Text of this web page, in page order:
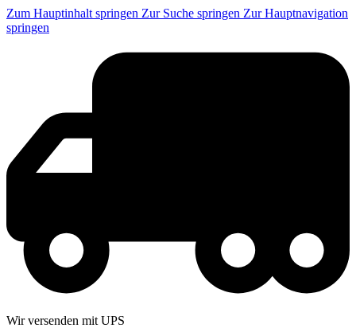
Zum Hauptinhalt springen Zur Suche springen Zur Hauptnavigation
springen
Wir versenden mit UPS